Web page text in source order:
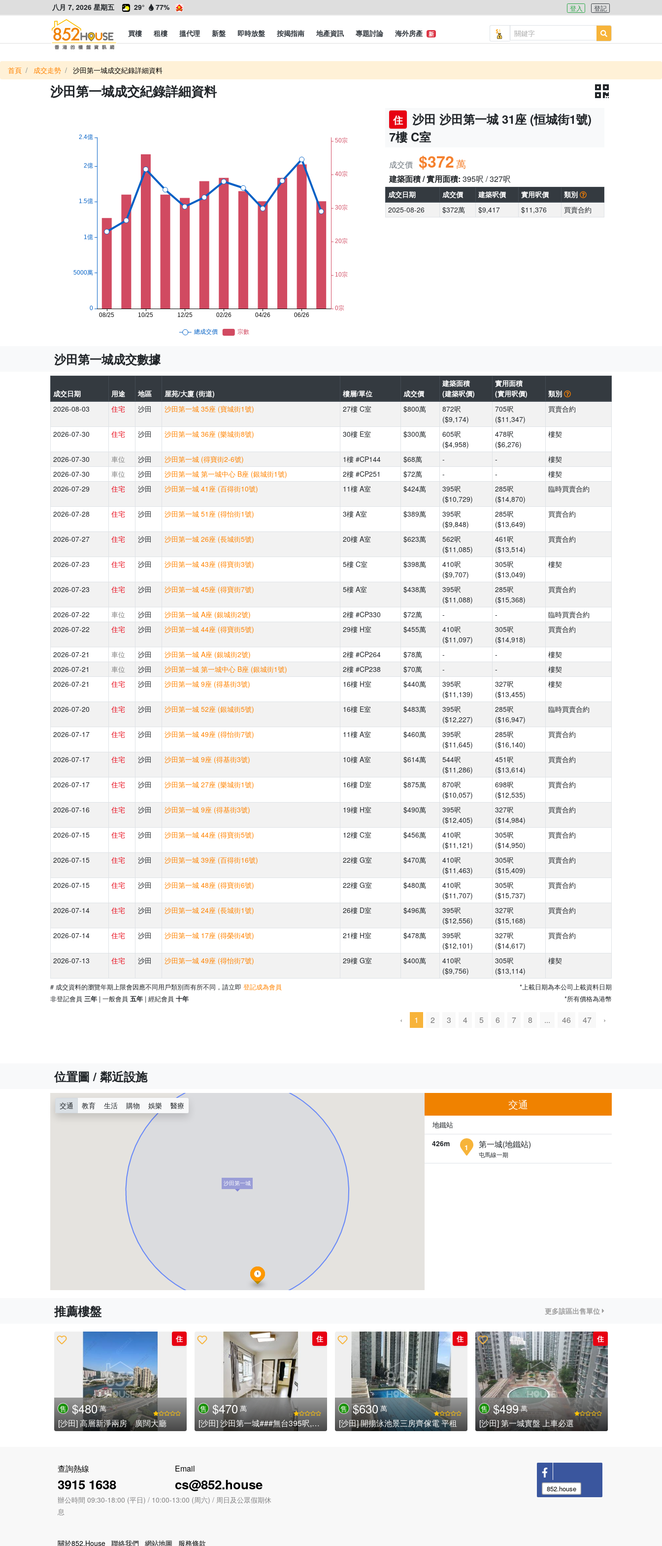
八月 7, 2026 星期五 29° 77% 登入 登記
買樓 租樓 搵代理 新盤 即時放盤 按揭指南 地產資訊 專題討論 海外房產 新
首頁 成交走勢 沙田第一城成交紀錄詳細資料
沙田第一城成交紀錄詳細資料
住
沙田 沙田第一城 31座 (恒城街1號)
7樓 C室
成交價 $372萬
建築面積 / 實用面積: 395呎 / 327呎
成交日期 成交價 建築呎價 實用呎價
類別
2025-08-26
$372萬 $9,417 $11,376 買賣合約
沙田第一城成交數據
成交日期 用途 地區 屋苑/大廈 (街道) 樓層/單位 成交價
建築面積
(建築呎價)
實用面積
(實用呎價)
類別
2026-08-03
住宅 沙田 沙田第一城 35座 (寶城街1號) 27樓 C室 $800萬
872呎
($9,174)
705呎
($11,347)
買賣合約
2026-07-30 住宅 沙田 沙田第一城 36座 (樂城街8號) 30樓 E室 $300萬
605呎
($4,958)
478呎
($6,276)
樓契
2026-07-30 車位 沙田 沙田第一城 (得寶街2-6號) 1樓 #CP144 $68萬 - -
樓契
2026-07-30
車位 沙田 沙田第一城 第一城中心 B座 (銀城街1號) 2樓 #CP251 $72萬 - -
樓契
2026-07-29
住宅 沙田 沙田第一城 41座 (百得街10號) 11樓 A室 $424萬
395呎
($10,729)
285呎
($14,870)
臨時買賣合約
2026-07-28 住宅 沙田 沙田第一城 51座 (得怡街1號) 3樓 A室 $389萬
395呎
($9,848)
285呎
($13,649)
買賣合約
2026-07-27 住宅 沙田 沙田第一城 26座 (長城街5號) 20樓 A室 $623萬
562呎
($11,085)
461呎
($13,514)
買賣合約
2026-07-23 住宅 沙田 沙田第一城 43座 (得寶街3號) 5樓 C室 $398萬
410呎
($9,707)
305呎
($13,049)
樓契
2026-07-23 住宅 沙田 沙田第一城 45座 (得寶街7號) 5樓 A室 $438萬
395呎
($11,088)
285呎
($15,368)
買賣合約
2026-07-22 車位 沙田 沙田第一城 A座 (銀城街2號) 2樓 #CP330 $72萬 - -
臨時買賣合約
2026-07-22
住宅 沙田 沙田第一城 44座 (得寶街5號) 29樓 H室 $455萬
410呎
($11,097)
305呎
($14,918)
買賣合約
2026-07-21 車位 沙田 沙田第一城 A座 (銀城街2號) 2樓 #CP264 $78萬 - -
樓契
2026-07-21
車位 沙田 沙田第一城 第一城中心 B座 (銀城街1號) 2樓 #CP238 $70萬 - -
樓契
2026-07-21
住宅 沙田 沙田第一城 9座 (得基街3號) 16樓 H室 $440萬
395呎
($11,139)
327呎
($13,455)
樓契
2026-07-20 住宅 沙田 沙田第一城 52座 (銀城街5號) 16樓 E室 $483萬
395呎
($12,227)
285呎
($16,947)
臨時買賣合約
2026-07-17 住宅 沙田 沙田第一城 49座 (得怡街7號) 11樓 A室 $460萬
395呎
($11,645)
285呎
($16,140)
買賣合約
2026-07-17 住宅 沙田 沙田第一城 9座 (得基街3號) 10樓 A室 $614萬
544呎
($11,286)
451呎
($13,614)
買賣合約
2026-07-17 住宅 沙田 沙田第一城 27座 (樂城街1號) 16樓 D室 $875萬
870呎
($10,057)
698呎
($12,535)
買賣合約
2026-07-16 住宅 沙田 沙田第一城 9座 (得基街3號) 19樓 H室 $490萬
395呎
($12,405)
327呎
($14,984)
買賣合約
2026-07-15 住宅 沙田 沙田第一城 44座 (得寶街5號) 12樓 C室 $456萬
410呎
($11,121)
305呎
($14,950)
買賣合約
2026-07-15 住宅 沙田 沙田第一城 39座 (百得街16號) 22樓 G室 $470萬
410呎
($11,463)
305呎
($15,409)
買賣合約
2026-07-15 住宅 沙田 沙田第一城 48座 (得寶街6號) 22樓 G室 $480萬
410呎
($11,707)
305呎
($15,737)
買賣合約
2026-07-14 住宅 沙田 沙田第一城 24座 (長城街1號) 26樓 D室 $496萬
395呎
($12,556)
327呎
($15,168)
買賣合約
2026-07-14 住宅 沙田 沙田第一城 17座 (得榮街4號) 21樓 H室 $478萬
395呎
($12,101)
327呎
($14,617)
買賣合約
2026-07-13 住宅 沙田 沙田第一城 49座 (得怡街7號) 29樓 G室 $400萬
410呎
($9,756)
305呎
($13,114)
樓契
# 成交資料的瀏覽年期上限會因應不同用戶類別而有所不同，請立即 登記成為會員
非登記會員 三年 | 一般會員 五年 | 經紀會員 十年
*上載日期為本公司上載資料日期
*所有價格為港幣
‹ 1 2 3 4 5 6 7 8 ... 46 47 ›
位置圖 / 鄰近設施
沙田第一城
1
交通 教育 生活 購物 娛樂 醫療 交通
地鐵站
426m
1 第一城(地鐵站)
屯馬線一期
推薦樓盤 更多該區出售單位
住
售 $480 萬
[沙田] 高層新淨兩房 廣闊大廳
住
售 $470 萬
[沙田] 沙田第一城###無台395呎,靚裝修,即買即住即收租,歡迎查詢詳情### (已租)
住
售 $630 萬
[沙田] 開揚泳池景三房齊傢電 平租
住
售 $499 萬
[沙田] 第一城實盤 上車必選
查詢熱線
3915 1638
Email
cs@852.house
辦公時間 09:30-18:00 (平日) / 10:00-13:00 (周六) / 周日及公眾假期休
息
關於852.House 聯絡我們 網站地圖 服務條款
852.house